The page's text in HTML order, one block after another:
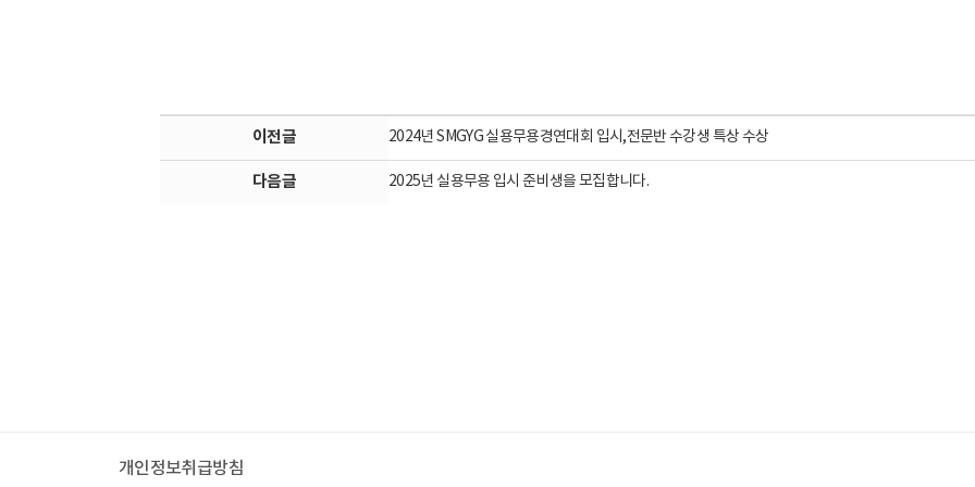
이전글 2024년 SMGYG 실용무용경연대회 입시,전문반 수강생 특상 수상
다음글 2025년 실용무용 입시 준비생을 모집합니다.
개인정보취급방침